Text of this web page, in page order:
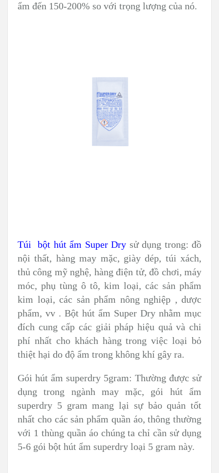
ẩm đến 150-200% so với trọng lượng của nó.
Túi bột hút ẩm Super Dry sử dụng trong: đồ
nội thất, hàng may mặc, giày dép, túi xách,
thủ công mỹ nghệ, hàng điện tử, đồ chơi, máy
móc, phụ tùng ô tô, kim loại, các sản phẩm
kim loại, các sản phẩm nông nghiệp , dược
phẩm, vv . Bột hút ẩm Super Dry nhằm mục
đích cung cấp các giải pháp hiệu quả và chi
phí nhất cho khách hàng trong việc loại bỏ
thiệt hại do độ ẩm trong không khí gây ra.
Gói hút ẩm superdry 5gram: Thường được sử
dụng trong ngành may mặc, gói hút ẩm
superdry 5 gram mang lại sự bảo quản tốt
nhất cho các sản phẩm quần áo, thông thường
với 1 thùng quần áo chúng ta chỉ cần sử dụng
5-6 gói bột hút ẩm superdry loại 5 gram này.